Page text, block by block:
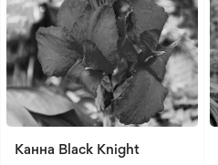
Канна Black Knight